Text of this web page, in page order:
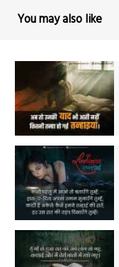
You may also like